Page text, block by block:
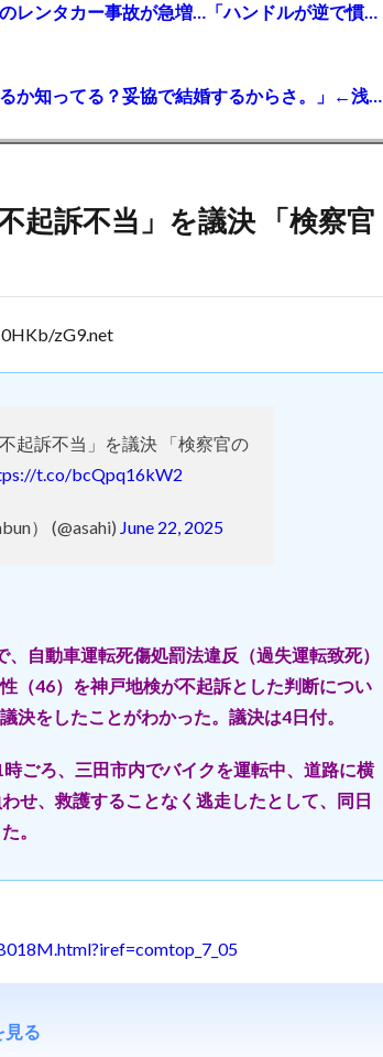
【🗻】「富士山きれいに撮りたい」外国人観光客のレンタカー事故が急増…「ハンドルが逆で慣れず」、道の狭さも
シンガーソングライター・平井大「なんで不倫するか知ってる？妥協で結婚するからさ。」←浅すぎると大炎上
起訴不当」を議決 「検察官
zG9.net
起訴不当」を議決 「検察官の
t.co/bcQpq16kW2
） (@asahi) June 22, 2025
自動車運転死傷処罰法違反（過失運転致死）
（46）を神戸地検が不起訴とした判断につい
決をしたことがわかった。議決は4日付。
ごろ、三田市内でバイクを運転中、道路に横
せ、救護することなく逃走したとして、同日
。
見る